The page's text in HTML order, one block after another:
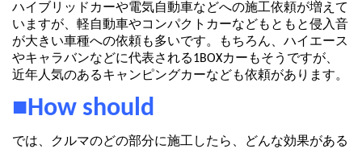
ハイブリッドカーや電気自動車などへの施工依頼が増えて
いますが、軽自動車やコンパクトカーなどもともと侵入音
が大きい車種への依頼も多いです。もちろん、ハイエース
やキャラバンなどに代表される1BOXカーもそうですが、
近年人気のあるキャンピングカーなども依頼があります。
■How should
では、クルマのどの部分に施工したら、どんな効果がある